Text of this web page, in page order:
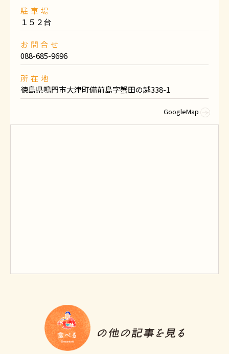
駐車場
１５２台
お問合せ
088-685-9696
所在地
徳島県鳴門市大津町備前島字蟹田の越338-1
GoogleMap